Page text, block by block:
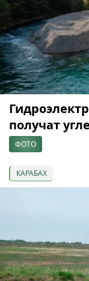
получат
ФОТО
КАРАБАХ